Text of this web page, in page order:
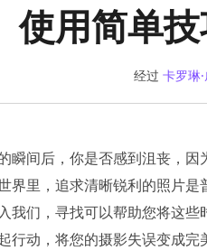
使用简单
经过 卡罗琳
瞬间后，你是否感到沮丧，
界里，追求清晰锐利的照片
我们，寻找可以帮助您将这
行动，将您的摄影失误变成完